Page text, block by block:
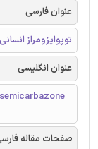
عنوان فارسی
توپوایزومراز انسانی IB هدف تیوزمیکاربازون مس پیچیده
عنوان انگلیسی
صفحات مقاله